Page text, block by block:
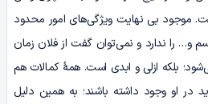
موجود بی ‌نهایت ویژگی‌های امور محدود
و… را ندارد و نمی‌توان گفت از فلان زمان
بلکه ازلی و ابدی است. همۀ کمالات هم
در او وجود داشته باشند؛ به همین دلیل